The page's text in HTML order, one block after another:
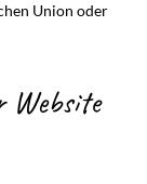
Union oder
Website